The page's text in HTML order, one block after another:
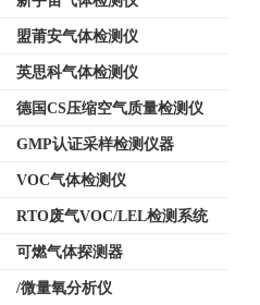
盟莆安气体检测仪
英思科气体检测仪
德国CS压缩空气质量检测仪
GMP认证采样检测仪器
VOC气体检测仪
RTO废气VOC/LEL检测系统
可燃气体探测器
/微量氧分析仪